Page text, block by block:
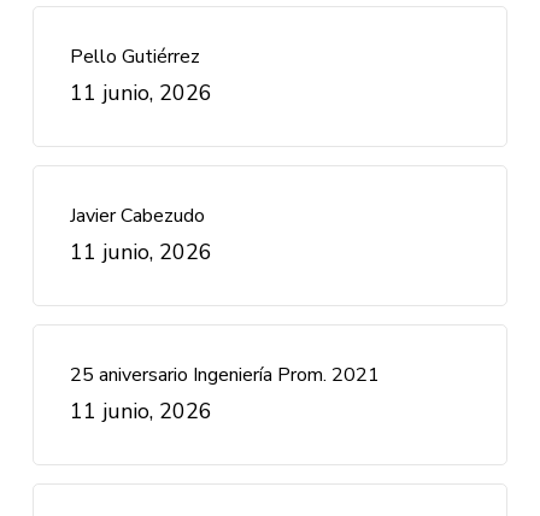
Pello Gutiérrez
11 junio, 2026
Javier Cabezudo
11 junio, 2026
25 aniversario Ingeniería Prom. 2021
11 junio, 2026